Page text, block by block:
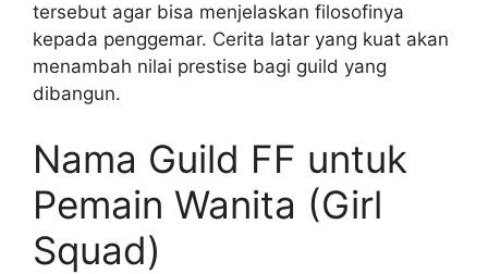
tersebut agar bisa menjelaskan filosofinya
kepada penggemar. Cerita latar yang kuat akan
menambah nilai prestise bagi guild yang
dibangun.
Nama Guild FF untuk
Pemain Wanita (Girl
Squad)